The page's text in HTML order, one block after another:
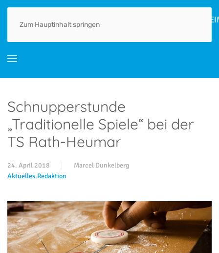
Zum Hauptinhalt springen
HOME AKTUELLES ORTSGESCHICHTE(N) GEWERBE
Schnupperstunde
„Traditionelle Spiele“ bei der
TS Rath-Heumar
24. April 2018
Marcel Dunkelberg
Aktuelles,Redaktion